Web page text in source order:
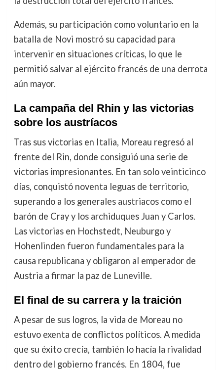
Además, su participación como voluntario en la
batalla de Novi mostró su capacidad para
intervenir en situaciones críticas, lo que le
permitió salvar al ejército francés de una derrota
aún mayor.
La campaña del Rhin y las victorias
sobre los austríacos
Tras sus victorias en Italia, Moreau regresó al
frente del Rin, donde consiguió una serie de
victorias impresionantes. En tan solo veinticinco
días, conquistó noventa leguas de territorio,
superando a los generales austriacos como el
barón de Cray y los archiduques Juan y Carlos.
Las victorias en Hochstedt, Neuburgo y
Hohenlinden fueron fundamentales para la
causa republicana y obligaron al emperador de
Austria a firmar la paz de Luneville.
El final de su carrera y la traición
A pesar de sus logros, la vida de Moreau no
estuvo exenta de conflictos políticos. A medida
que su éxito crecía, también lo hacía la rivalidad
dentro del gobierno francés. En 1804, fue